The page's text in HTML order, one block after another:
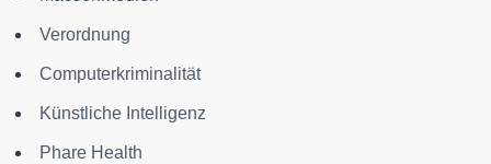
Verordnung
Computerkriminalität
Künstliche Intelligenz
Phare Health